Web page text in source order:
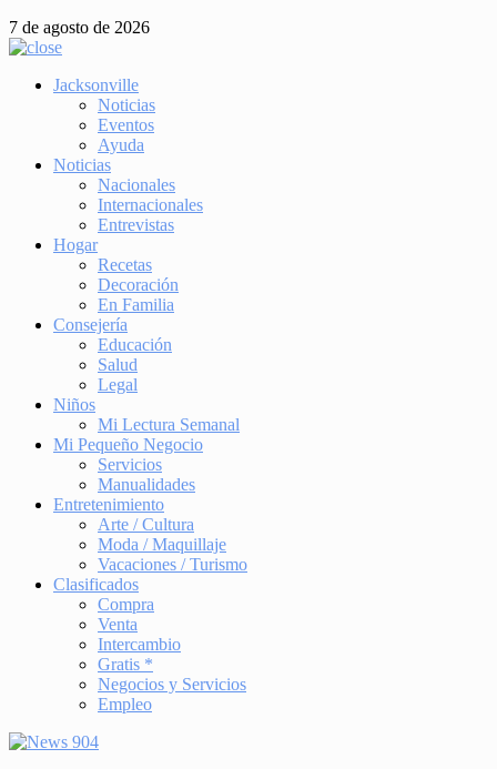
7 de agosto de 2026
Jacksonville
Noticias
Eventos
Ayuda
Noticias
Nacionales
Internacionales
Entrevistas
Hogar
Recetas
Decoración
En Familia
Consejería
Educación
Salud
Legal
Niños
Mi Lectura Semanal
Mi Pequeño Negocio
Servicios
Manualidades
Entretenimiento
Arte / Cultura
Moda / Maquillaje
Vacaciones / Turismo
Clasificados
Compra
Venta
Intercambio
Gratis *
Negocios y Servicios
Empleo